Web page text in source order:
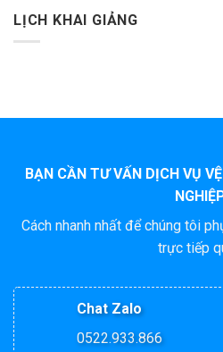
LỊCH KHAI GIẢNG
BẠN CẦN TƯ VẤN DỊCH VỤ
Cách nhanh nhất để chúng tôi
trực tiếp
Chat Zalo
0522.933.866